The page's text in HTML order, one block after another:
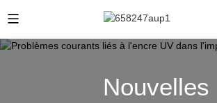
Nouvelles